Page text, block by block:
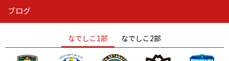
ニッパツ
ニッパツ 名古屋
石人の星
静岡 愛媛Ｌ
ブログ
なでしこ1部 なでしこ2部